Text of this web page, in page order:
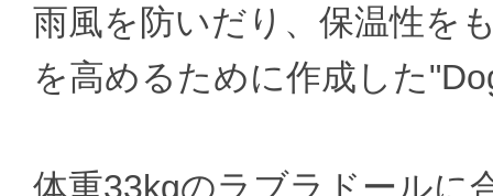
雨風を防いだり、保温性を
を高めるために作成した
体重33kgのラブラドールに